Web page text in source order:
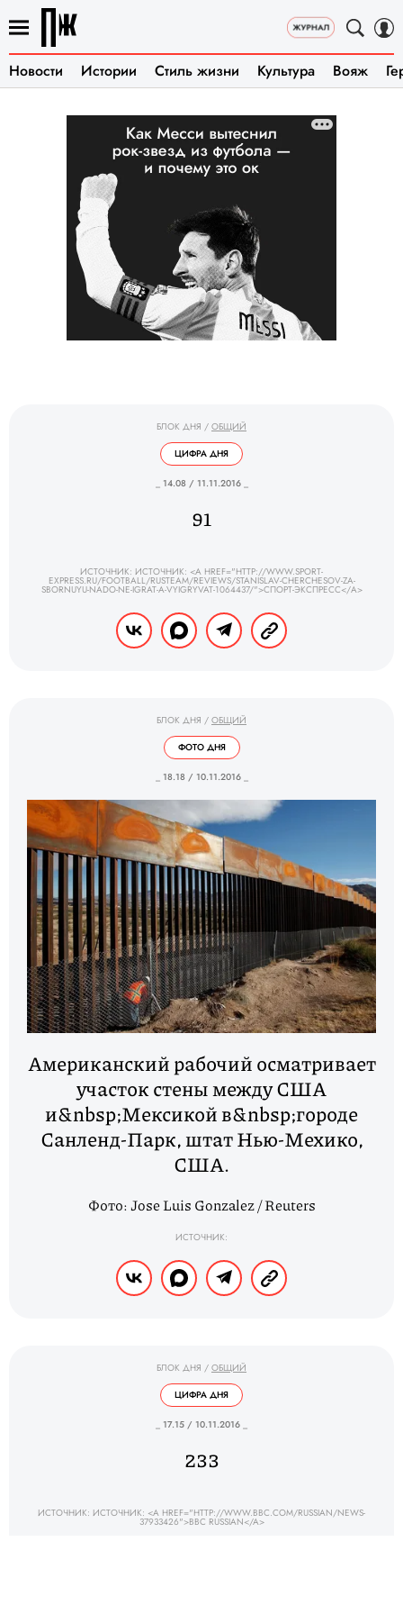
Новости Истории Стиль жизни Культура Вояж
БЛОК ДНЯ / ОБЩИЙ
ЦИФРА ДНЯ
_ 14.08 / 11.11.2016 _
91
ИСТОЧНИК: ИСТОЧНИК: <A HREF="HTTP://WWW.SPORT-
EXPRESS.RU/FOOTBALL/RUSTEAM/REVIEWS/STANISLAV-CHERCHESOV-ZA-
SBORNUYU-NADO-NE-IGRAT-A-VYIGRYVAT-1064437/">СПОРТ-ЭКСПРЕСС</A>
БЛОК ДНЯ / ОБЩИЙ
ФОТО ДНЯ
_ 18.18 / 10.11.2016 _
Американский рабочий осматривает
участок стены между США
и&nbsp;Мексикой в&nbsp;городе
Санленд-Парк, штат Нью-Мехико,
США.
Фото: Jose Luis Gonzalez / Reuters
ИСТОЧНИК:
БЛОК ДНЯ / ОБЩИЙ
ЦИФРА ДНЯ
_ 17.15 / 10.11.2016 _
233
ИСТОЧНИК: ИСТОЧНИК: <A HREF="HTTP://WWW.BBC.COM/RUSSIAN/NEWS-
37933426">BBC RUSSIAN</A>